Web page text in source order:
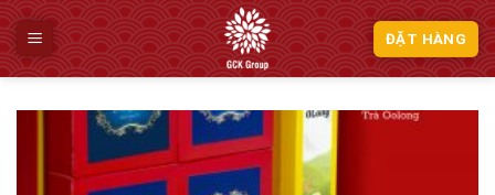
Skip
to
content
ĐẶT HÀNG